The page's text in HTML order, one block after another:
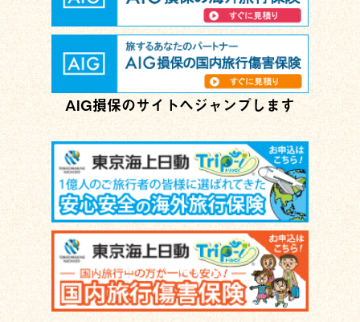
AIG損保のサイトへジャンプします